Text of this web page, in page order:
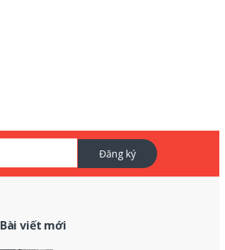
Đăng ký
Bài viết mới